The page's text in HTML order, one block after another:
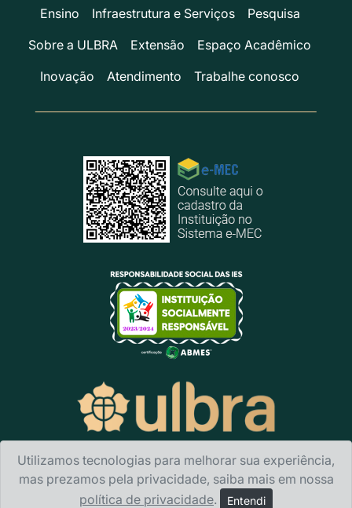
Ensino Infraestrutura e Serviços
Pesquisa
Sobre a ULBRA
Extensão
Espaço Acadêmico
Inovação
Atendimento Trabalhe conosco
Ulbra Canoas- Avenida Farroupilha, 8001 · Bairro São
Utilizamos tecnologias para melhorar sua experiência,
mas prezamos pela privacidade, saiba mais em nossa
política de privacidade. Entendi